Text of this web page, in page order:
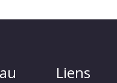
Liens